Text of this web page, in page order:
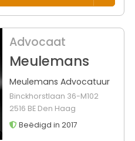
Advocaat
Meulemans
Meulemans Advocatuur
Binckhorstlaan 36-M102
2516 BE Den Haag
Beëdigd in 2017